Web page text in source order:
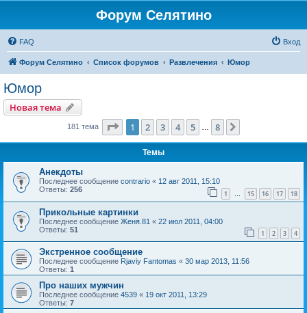
Форум Селятино
FAQ Вход
Форум Селятино Список форумов Развлечения Юмор
Юмор
Новая тема
181 тема Страница из
1 2 3 4 5 8
Темы
Анекдоты
Последнее сообщение contrario « 12 авг 2011, 15:10
Ответы: 256 1 … 15 16 17 18
Прикольные картинки
Последнее сообщение Женя.81 « 22 июл 2011, 04:00
Ответы: 51 1 2 3 4
Экстренное сообщение
Последнее сообщение Rjaviy Fantomas « 30 мар 2013, 11:56
Ответы: 1
Про наших мужчин
Последнее сообщение 4539 « 19 окт 2011, 13:29
Ответы: 7